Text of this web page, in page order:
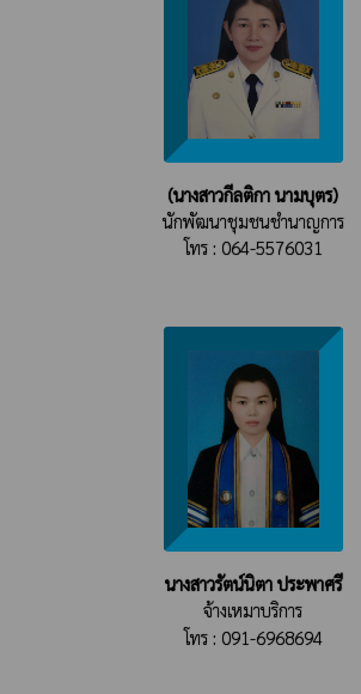
(นางสาวกีลติกา นามบุตร)
นักพัฒนาชุมชนชำนาญการ
โทร : 064-5576031
นางสาวรัตน์นิตา ประพาศรี
จ้างเหมาบริการ
โทร : 091-6968694